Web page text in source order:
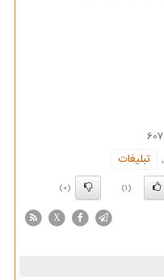
607
,
تبلیغات
(1)
(0)
X